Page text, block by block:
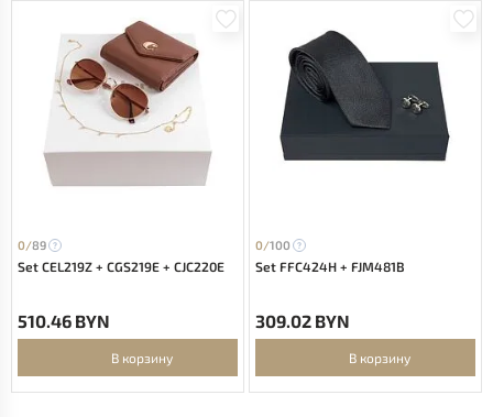
0/89
Set CEL219Z + CGS219E + CJC220E
510.46 BYN
В корзину
0/100
Set FFC424H + FJM481B
309.02 BYN
В корзину